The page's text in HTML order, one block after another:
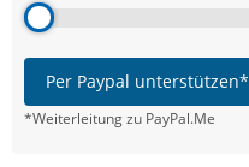
Per Paypal unterstützen*
*Weiterleitung zu PayPal.Me